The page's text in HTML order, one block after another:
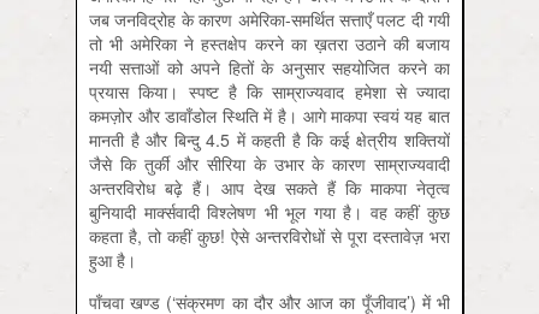
जब जनविद्रोह के कारण अमेरिका-समर्थित सत्ताएँ पलट दी गयीं
तो भी अमेरिका ने हस्तक्षेप करने का ख़तरा उठाने की बजाय
नयी सत्ताओं को अपने हितों के अनुसार सहयोजित करने का
प्रयास किया। स्पष्ट है कि साम्राज्यवाद हमेशा से ज्यादा
कमज़ोर और डावाँडोल स्थिति में है। आगे माकपा स्वयं यह बात
मानती है और बिन्दु 4.5 में कहती है कि कई क्षेत्रीय शक्तियों
जैसे कि तुर्की और सीरिया के उभार के कारण साम्राज्यवादी
अन्तरविरोध बढ़े हैं। आप देख सकते हैं कि माकपा नेतृत्व
बुनियादी मार्क्‍सवादी विश्लेषण भी भूल गया है। वह कहीं कुछ
कहता है, तो कहीं कुछ! ऐसे अन्तरविरोधों से पूरा दस्तावेज़ भरा
हुआ है।
पाँचवा खण्ड (‘संक्रमण का दौर और आज का पूँजीवाद’) में भी